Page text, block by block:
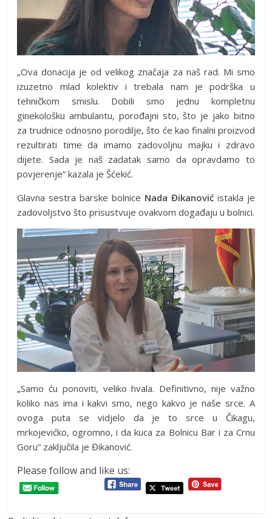
„Ova donacija je od velikog značaja za naš rad. Mi smo
izuzetno mlad kolektiv i trebala nam je podrška u
tehničkom smislu. Dobili smo jednu kompletnu
ginekološku ambulantu, porođajni sto, što je jako bitno
za trudnice odnosno porodilje, što će kao finalni proizvod
rezultirati time da imamo zadovoljnu majku i zdravo
dijete. Sada je naš zadatak samo da opravdamo to
povjerenje“ kazala je Šćekić.
Glavna sestra barske bolnice Nada Đikanovićistakla je
zadovoljstvo što prisustvuje ovakvom događaju u bolnici.
„Samo ću ponoviti, veliko hvala. Definitivno, nije važno
koliko nas ima i kakvi smo, nego kakvo je naše srce. A
ovoga puta se vidjelo da je to srce u Čikagu,
mrkojevićko, ogromno, i da kuca za Bolnicu Bar i za Crnu
Goru“ zaključila je Đikanović.
Please follow and like us: